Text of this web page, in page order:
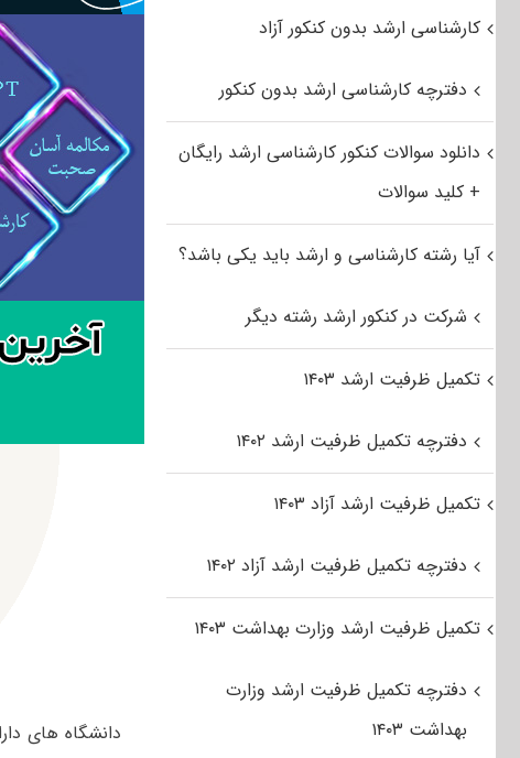
دانشگاه های
کارشناسی ارشد بدون کنکور آزاد
دفترچه کارشناسی ارشد بدون کنکور
دانلود سوالات کنکور کارشناسی ارشد رایگان
+ کلید سوالات
آیا رشته کارشناسی و ارشد باید یکی باشد؟
شرکت در کنکور ارشد رشته دیگر
تکمیل ظرفیت ارشد ۱۴۰۳
دفترچه تکمیل ظرفیت ارشد ۱۴۰۲
تکمیل ظرفیت ارشد آزاد ۱۴۰۳
دفترچه تکمیل ظرفیت ارشد آزاد ۱۴۰۲
تکمیل ظرفیت ارشد وزارت بهداشت ۱۴۰۳
دفترچه تکمیل ظرفیت ارشد وزارت
بهداشت ۱۴۰۳